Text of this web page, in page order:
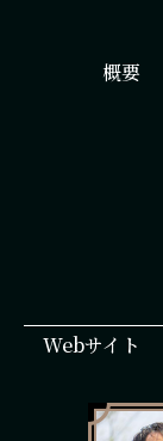
概要
Webサイト